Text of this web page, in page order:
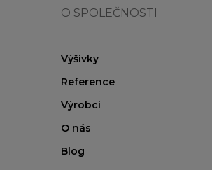
O SPOLEČNOSTI
Výšivky
Reference
Výrobci
O nás
Blog